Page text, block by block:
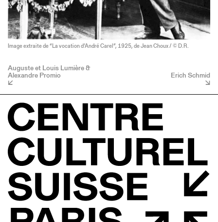
Image extraite de “La vocation d’André Carel”, 1925, de Jean Choux / © D.R.
Auguste et Louis Lumière &
Alexandre Promio Erich Schmid